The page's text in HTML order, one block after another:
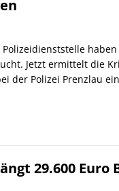
haben
Jetzt ermittelt die
der Polizei Prenzlau
29.600 Euro